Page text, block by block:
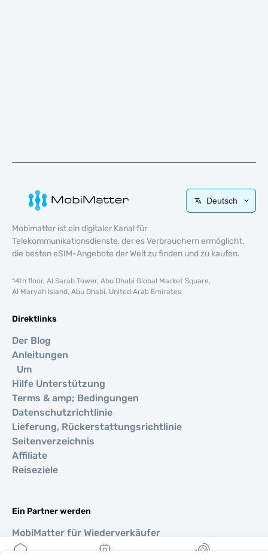
Deutsch
Mobimatter ist ein digitaler Kanal für
Telekommunikationsdienste, der es Verbrauchern ermöglicht,
die besten eSIM-Angebote der Welt zu finden und zu kaufen.
14th floor, Al Sarab Tower, Abu Dhabi Global Market Square,
Al Maryah Island, Abu Dhabi, United Arab Emirates
Direktlinks
Der Blog
Anleitungen
Um
Hilfe Unterstützung
Terms & amp; Bedingungen
Datenschutzrichtlinie
Lieferung, Rückerstattungsrichtlinie
Seitenverzeichnis
Affiliate
Reiseziele
Ein Partner werden
MobiMatter für Wiederverkäufer
MobiMatter für Unternehmen